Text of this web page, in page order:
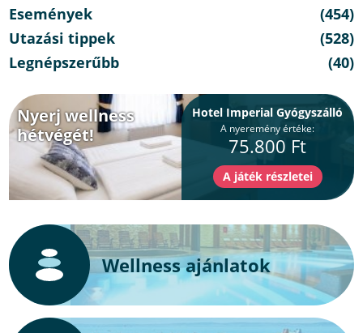
Események
(454)
Utazási tippek
(528)
Legnépszerűbb
(40)
Nyerj wellness
hétvégét!
Hotel Imperial Gyógyszálló
A nyeremény értéke:
75.800 Ft
Wellness ajánlatok